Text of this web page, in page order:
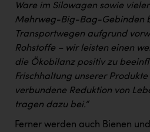
Ware im Silowagen sowie
Mehrweg-Big-Bag-Gebinden
Transportwegen aufgrund
Rohstoffe – wir leisten einen
die Ökobilanz positiv zu
Frischhaltung unserer
verbundene Reduktion von
tragen dazu bei.“
Ferner werden auch Bienen